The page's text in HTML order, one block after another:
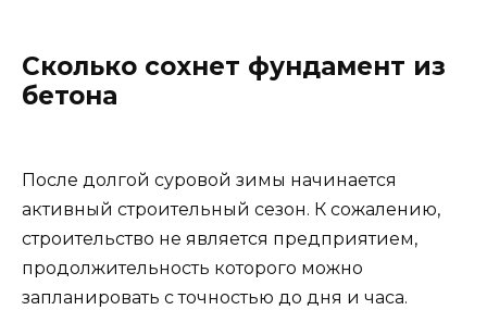
Сколько сохнет фундамент из
бетона
После долгой суровой зимы начинается
активный строительный сезон. К сожалению,
строительство не является предприятием,
продолжительность которого можно
запланировать с точностью до дня и часа.